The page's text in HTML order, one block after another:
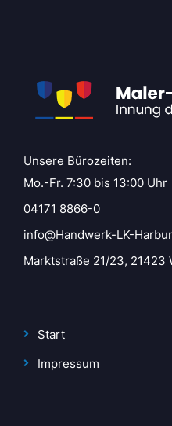
Unsere Bürozeiten:
Mo.-Fr. 7:30 bis 13:00 Uhr
04171 8866-0
info@Handwerk-LK-
Marktstraße 21/23, 21423
Start
Impressum